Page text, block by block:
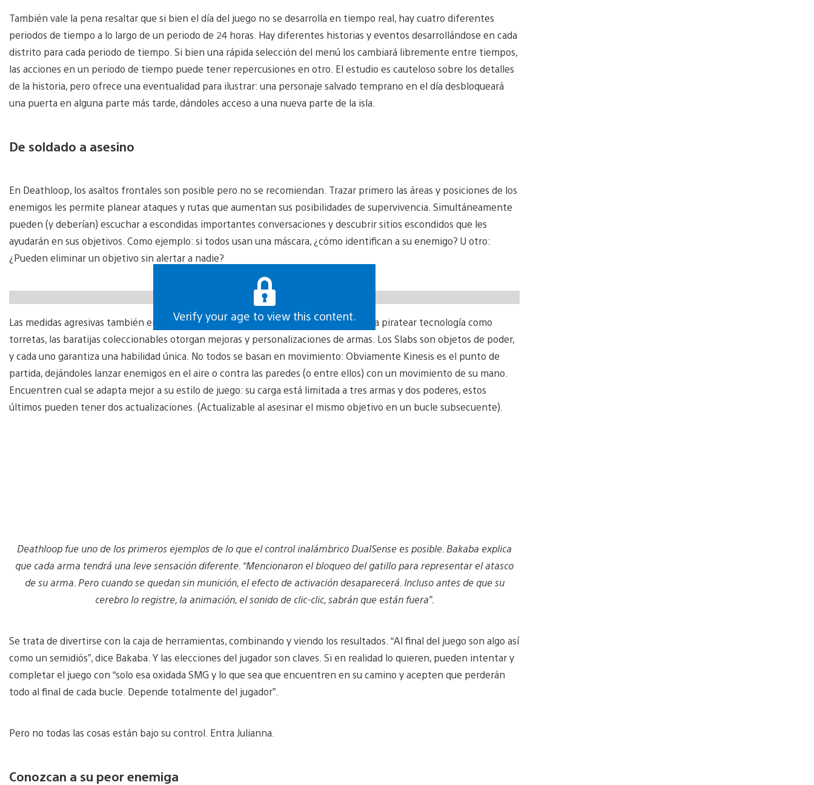
También vale la pena resaltar que si bien el día del juego no se desarrolla en tiempo real, hay cuatro diferentes
periodos de tiempo a lo largo de un periodo de 24 horas. Hay diferentes historias y eventos desarrollándose en cada
distrito para cada periodo de tiempo. Si bien una rápida selección del menú los cambiará libremente entre tiempos,
las acciones en un periodo de tiempo puede tener repercusiones en otro. El estudio es cauteloso sobre los detalles
de la historia, pero ofrece una eventualidad para ilustrar: una personaje salvado temprano en el día desbloqueará
una puerta en alguna parte más tarde, dándoles acceso a una nueva parte de la isla.
De soldado a asesino
En Deathloop, los asaltos frontales son posible pero no se recomiendan. Trazar primero las áreas y posiciones de los
enemigos les permite planear ataques y rutas que aumentan sus posibilidades de supervivencia. Simultáneamente
pueden (y deberían) escuchar a escondidas importantes conversaciones y descubrir sitios escondidos que les
ayudarán en sus objetivos. Como ejemplo: si todos usan una máscara, ¿cómo identifican a su enemigo? U otro:
¿Pueden eliminar un objetivo sin alertar a nadie?
Verify your age to view this content.
Las medidas agresivas también entran en el juego. Además de una herramienta para piratear tecnología como
torretas, las baratijas coleccionables otorgan mejoras y personalizaciones de armas. Los Slabs son objetos de poder,
y cada uno garantiza una habilidad única. No todos se basan en movimiento: Obviamente Kinesis es el punto de
partida, dejándoles lanzar enemigos en el aire o contra las paredes (o entre ellos) con un movimiento de su mano.
Encuentren cual se adapta mejor a su estilo de juego: su carga está limitada a tres armas y dos poderes, estos
últimos pueden tener dos actualizaciones. (Actualizable al asesinar el mismo objetivo en un bucle subsecuente).
Deathloop fue uno de los primeros ejemplos de lo que el control inalámbrico DualSense es posible. Bakaba explica
que cada arma tendrá una leve sensación diferente. “Mencionaron el bloqueo del gatillo para representar el atasco
de su arma. Pero cuando se quedan sin munición, el efecto de activación desaparecerá. Incluso antes de que su
cerebro lo registre, la animación, el sonido de clic-clic, sabrán que están fuera”.
Se trata de divertirse con la caja de herramientas, combinando y viendo los resultados. “Al final del juego son algo así
como un semidiós”, dice Bakaba. Y las elecciones del jugador son claves. Si en realidad lo quieren, pueden intentar y
completar el juego con “solo esa oxidada SMG y lo que sea que encuentren en su camino y acepten que perderán
todo al final de cada bucle. Depende totalmente del jugador”.
Pero no todas las cosas están bajo su control. Entra Julianna.
Conozcan a su peor enemiga